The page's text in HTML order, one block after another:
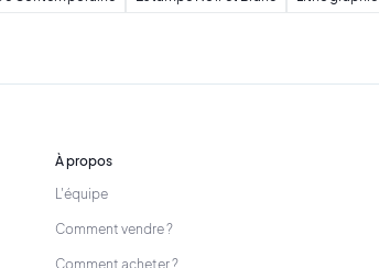
À propos
L'équipe
Comment vendre ?
Comment acheter ?